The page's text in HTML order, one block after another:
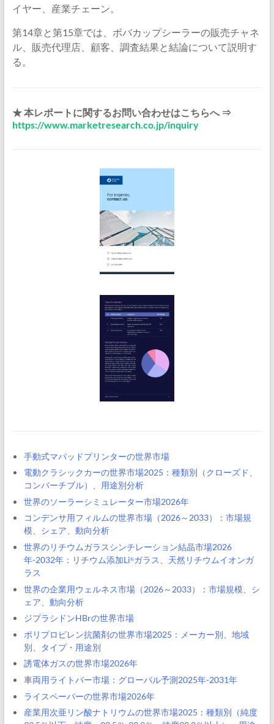
イヤー、産業チェーン。
第14章と第15章では、ボバカップシーラーの販売チャネ
ル、販売代理店、顧客、調査結果と結論について説明す
る。
★ 本レポートに関するお問い合わせはこちらへ ⇒
https://www.marketresearch.co.jp/inquiry
手動式マパッドプリンターの世界市場
電動クラシックカーの世界市場2025：種類別（クローズド、
コンバーチブル）、用途別分析
世界のソーラーシミュレーター市場2026年
コンデンサ用フィルムの世界市場（2026～2033）：市場規
模、シェア、動向分析
世界のリチウムガラスシンチレーション結晶市場2026
年-2032年：リチウム添加Li⁶ガラス、天然リチウムイオンガ
ラス
世界の企業用ウェルネス市場（2026～2033）：市場規模、シ
ェア、動向分析
ジプラシドンHBrの世界市場
ポリプロピレン抗菌剤の世界市場2025：メーカー別、地域
別、タイプ・用途別
誘電体ガスの世界市場2026年
車両用ライトバー市場：グローバル予測2025年-2031年
ライスペーパーの世界市場2026年
産業用次亜リン酸ナトリウムの世界市場2025：種類別（純度